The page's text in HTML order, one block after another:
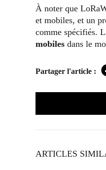
À noter que
et mobiles, et un
comme spécifiés.
mobiles dans le
Partager l'article :
ARTICLES